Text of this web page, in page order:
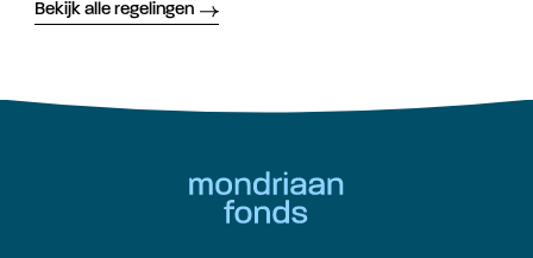
Bekijk alle regelingen